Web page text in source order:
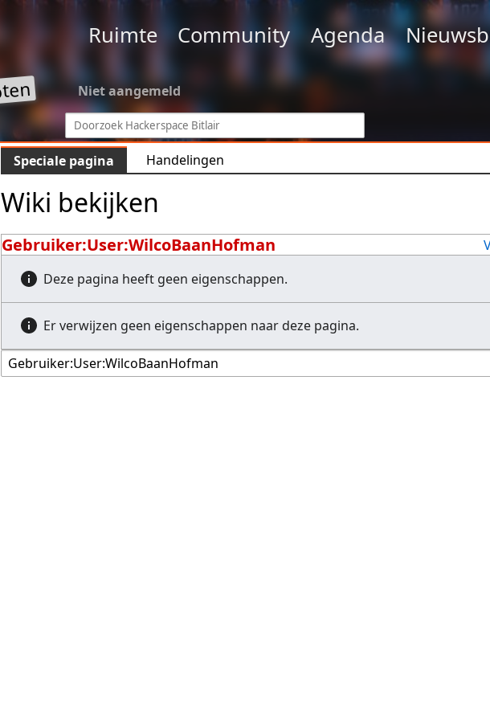
Ruimte Community Agenda
Niet aangemeld
Speciale pagina Handelingen
Wiki bekijken
Gebruiker:User:WilcoBaanHofman
Deze pagina heeft geen eigenschappen.
Er verwijzen geen eigenschappen naar deze pagina.